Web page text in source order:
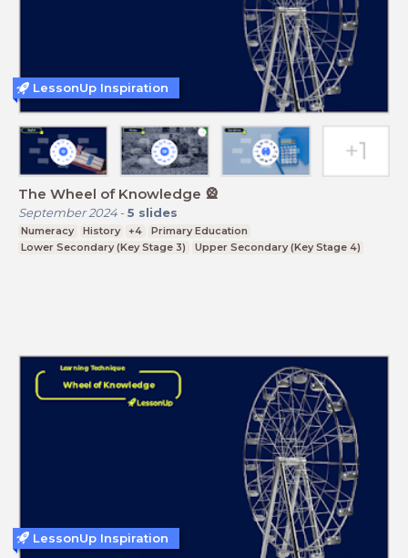
The Wheel of Knowledge 🎡
September 2024- 5 slides
Numeracy History +4
Primary Education
Lower Secondary (Key Stage 3)
Upper Secondary (Key Stage 4)
LessonUp Inspiration
LessonUp Inspiration